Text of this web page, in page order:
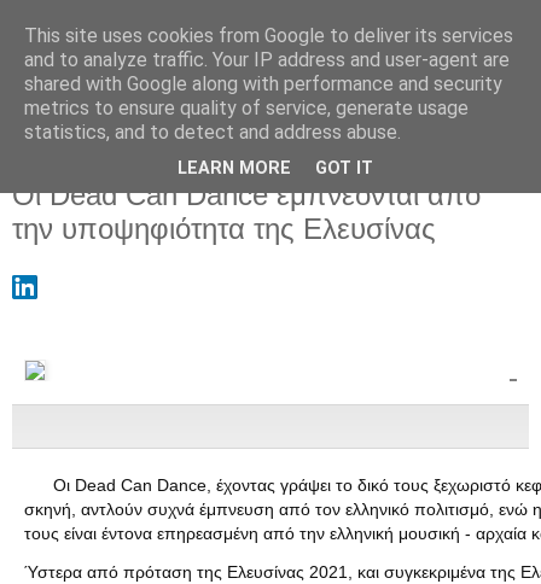
Τετάρτη 9 Νοεμβρίου 2016
Οι Dead Can Dance εμπνέονται από
την υποψηφιότητα της Ελευσίνας
Οι Dead Can Dance, έχοντας γράψει το δικό τους ξεχωριστό
σκηνή, αντλούν συχνά έμπνευση από τον ελληνικό πολιτισμό, ενώ η
τους είναι έντονα επηρεασμένη από την ελληνική μουσική - αρχαία
Ύστερα από πρόταση της Ελευσίνας 2021, και συγκεκριμένα της
This site uses cookies from Google to deliver its services
and to analyze traffic. Your IP address and user-agent are
shared with Google along with performance and security
metrics to ensure quality of service, generate usage
statistics, and to detect and address abuse.
LEARN MORE GOT IT